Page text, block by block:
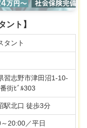
ント】
タント
習志野市津田沼1-10-
街ﾋﾞﾙ303
駅北口 徒歩3分
20:00／平日